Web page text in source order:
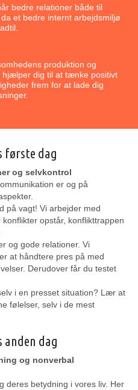
bedre relationer både til
et bedre internt arbejdsmiljø
produktion og
hjælper dig til at tænke positivt
frem for at lade dig
første dag
og selvkontrol
er og på
på vagt! Vi arbejder med
opstår, konflikttrappen
og gode relationer. Vi
at håndtere pres på med
Derudover får du testet
i en presset situation? Lær at
følelser, selv i de mest
dag
og nonverbal
deres betydning i vores liv. Her